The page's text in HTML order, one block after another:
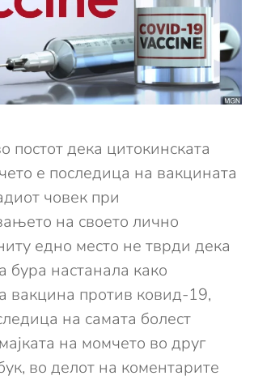
постот дека цитокинската
е последица на вакцината
човек при
на своето лично
едно место не тврди дека
бура настанала како
вакцина против ковид-19,
на самата болест
на момчето во друг
во делот на коментарите